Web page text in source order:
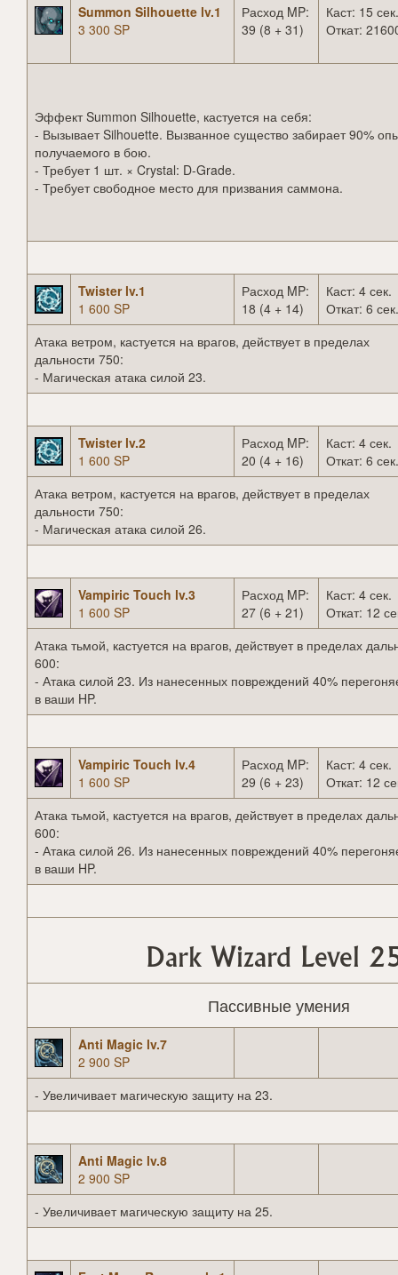
Summon Silhouette lv.1
3 300 SP
Расход MP:
39 (8 + 31)
Каст: 15 сек.
Откат:
Эффект Summon Silhouette, кастуется на себя:
- Вызывает Silhouette. Вызванное существо забирает 90%
получаемого в бою.
- Требует 1 шт. × Crystal: D-Grade.
- Требует свободное место для призвания саммона.
Twister lv.1
1 600 SP
Расход MP:
18 (4 + 14)
Каст: 4 сек.
Откат: 6 сек.
Атака ветром, кастуется на врагов, действует в пределах
дальности 750:
- Магическая атака силой 23.
Twister lv.2
1 600 SP
Расход MP:
20 (4 + 16)
Каст: 4 сек.
Откат: 6 сек.
Атака ветром, кастуется на врагов, действует в пределах
дальности 750:
- Магическая атака силой 26.
Vampiric Touch lv.3
1 600 SP
Расход MP:
27 (6 + 21)
Каст: 4 сек.
Откат: 12
Атака тьмой, кастуется на врагов, действует в пределах
600:
- Атака силой 23. Из нанесенных повреждений 40%
в ваши HP.
Vampiric Touch lv.4
1 600 SP
Расход MP:
29 (6 + 23)
Каст: 4 сек.
Откат: 12
Атака тьмой, кастуется на врагов, действует в пределах
600:
- Атака силой 26. Из нанесенных повреждений 40%
в ваши HP.
Dark Wizard Level
Пассивные умения
Anti Magic lv.7
2 900 SP
- Увеличивает магическую защиту на 23.
Anti Magic lv.8
2 900 SP
- Увеличивает магическую защиту на 25.